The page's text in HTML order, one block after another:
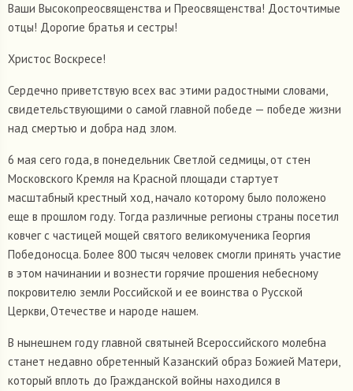
Ваши Высокопреосвященства и Преосвященства! Досточтимые
отцы! Дорогие братья и сестры!
Христос Воскресе!
Сердечно приветствую всех вас этими радостными словами,
свидетельствующими о самой главной победе — победе жизни
над смертью и добра над злом.
6 мая сего года, в понедельник Светлой cедмицы, от стен
Московского Кремля на Красной площади стартует
масштабный крестный ход, начало которому было положено
еще в прошлом году. Тогда различные регионы страны посетил
ковчег с частицей мощей святого великомученика Георгия
Победоносца. Более 800 тысяч человек смогли принять участие
в этом начинании и вознести горячие прошения небесному
покровителю земли Российской и ее воинства о Русской
Церкви, Отечестве и народе нашем.
В нынешнем году главной святыней Всероссийского молебна
станет недавно обретенный Казанский образ Божией Матери,
который вплоть до Гражданской войны находился в